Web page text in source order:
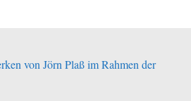
von Jörn Plaß im Rahmen der